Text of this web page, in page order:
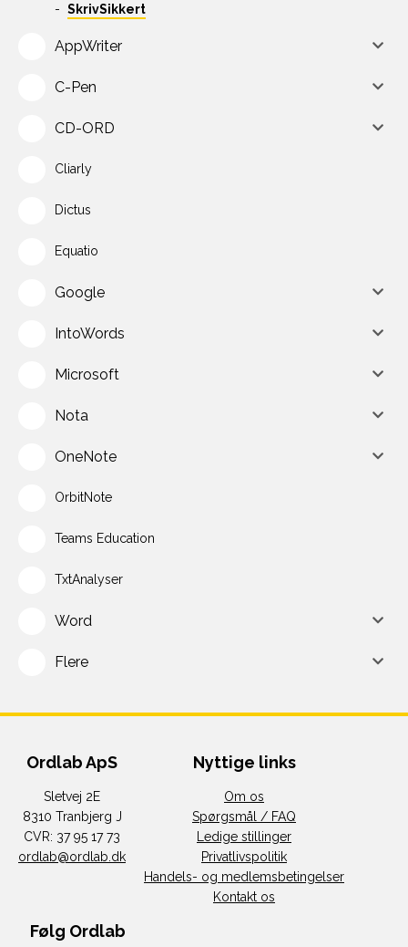
SkrivSikkert
AppWriter
C-Pen
CD-ORD
Cliarly
Dictus
Equatio
Google
IntoWords
Microsoft
Nota
OneNote
OrbitNote
Teams Education
TxtAnalyser
Word
Flere
Ordlab ApS
Sletvej 2E
8310 Tranbjerg J
CVR: 37 95 17 73
ordlab@ordlab.dk
Nyttige links
Om os
Spørgsmål / FAQ
Ledige stillinger
Privatlivspolitik
Handels- og medlemsbetingelser
Kontakt os
Følg Ordlab